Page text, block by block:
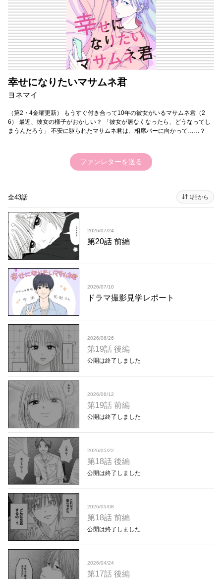
幸せになりたいマサムネ君
ヨネマイ
（第2・4金曜更新） もうすぐ付き合って10年の彼女がいるマサムネ君（2
6） 最近、彼女の様子がおかしい？ 「彼女が居なくなったら、どうなってし
まうんだろう」 不安に駆られたマサムネ君は、相席バーに向かって……？
ファンレターを送る
全43話 1話から
2026/07/24
第20話 前編
2026/07/10
ドラマ撮影見学レポート
2026/06/26
第19話 後編
公開は終了しました
2026/06/12
第19話 前編
公開は終了しました
2026/05/22
第18話 後編
公開は終了しました
2026/05/08
第18話 前編
公開は終了しました
2026/04/24
第17話 後編